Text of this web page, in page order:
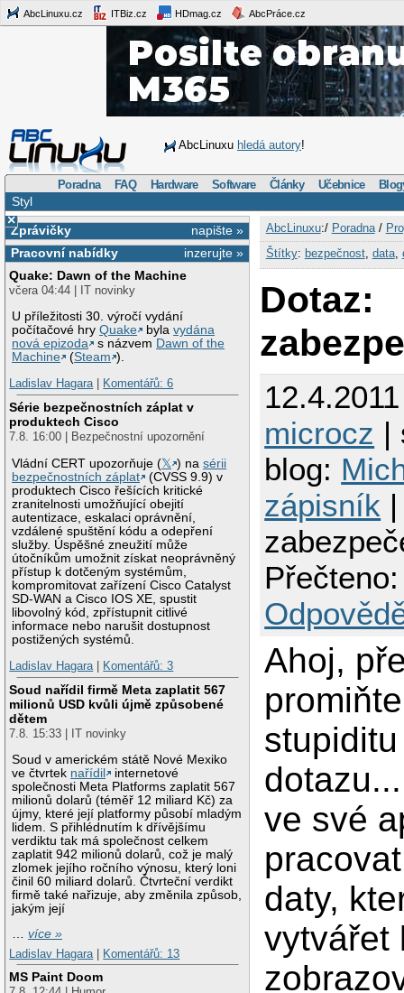
AbcLinuxu.cz ITBiz.cz HDmag.cz AbcPráce.cz
AbcLinuxu hledá autory!
Poradna FAQ Hardware Software Články Učebnice
Styl
×
napište »
Zprávičky
inzerujte »
Pracovní nabídky
Quake: Dawn of the Machine
včera 04:44 | IT novinky
U příležitosti 30. výročí vydání
počítačové hryQuake bylavydána
nová epizoda
s názvem Dawn of the
Machine
(Steam ).
Ladislav Hagara| Komentářů: 6
Série bezpečnostních záplat v
produktech Cisco
7.8. 16:00 | Bezpečnostní upozornění
Vládní CERT upozorňuje (𝕏 ) nasérii
bezpečnostních záplat
(CVSS 9.9) v
produktech Cisco řešících kritické
zranitelnosti umožňující obejití
autentizace, eskalaci oprávnění,
vzdálené spuštění kódu a odepření
služby. Úspěšné zneužití může
útočníkům umožnit získat neoprávněný
přístup k dotčeným systémům,
kompromitovat zařízení Cisco Catalyst
SD-WAN a Cisco IOS XE, spustit
libovolný kód, zpřístupnit citlivé
informace nebo narušit dostupnost
postižených systémů.
Ladislav Hagara| Komentářů: 3
Soud nařídil firmě Meta zaplatit 567
milionů USD kvůli újmě způsobené
dětem
7.8. 15:33 | IT novinky
Soud v americkém státě Nové Mexiko
ve čtvrtek nařídil
internetové
společnosti Meta Platforms zaplatit 567
milionů dolarů (téměř 12 miliard Kč) za
újmy, které její platformy působí mladým
lidem. S přihlédnutím k dřívějšímu
verdiktu tak má společnost celkem
zaplatit 942 milionů dolarů, což je malý
zlomek jejího ročního výnosu, který loni
činil 60 miliard dolarů. Čtvrteční verdikt
firmě také nařizuje, aby změnila způsob,
jakým její
…více »
Ladislav Hagara
Komentářů: 13
MS Paint Doom
AbcLinuxu:/ Poradna/
Štítky: bezpečnost, data,
Dotaz:
microcz |
blog:
zápisník
Ahoj,
ve své
daty,
vytvářet